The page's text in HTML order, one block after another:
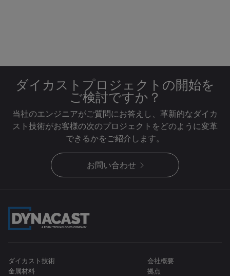
ダイカストプロジェクトの開始を
ご検討ですか？
当社のエンジニアがご質問にお答えし、革新的なダイカ
スト技術がお客様の次のプロジェクトをどのように変革
できるかをご紹介します。
お問い合わせ
ダイカスト技術
金属材料
会社概要
拠点